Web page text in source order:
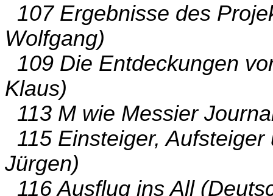
107 Ergebnisse des
Wolfgang)
109 Die Entdeckungen
Klaus)
113 M wie Messier
115 Einsteiger,
Jürgen)
116 Ausflug ins All